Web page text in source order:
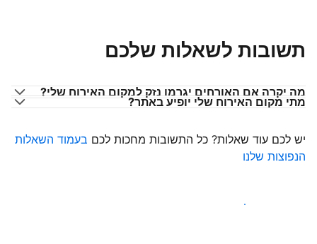
תשובות לשאלות שלכם
מה יקרה אם האורחים יגרמו נזק למקום האירוח שלי?
מתי מקום האירוח שלי יופיע באתר?
יש לכם עוד שאלות? כל התשובות מחכות לכם בעמוד השאלות
הנפוצות שלנו
התחילו לקבל אורחים